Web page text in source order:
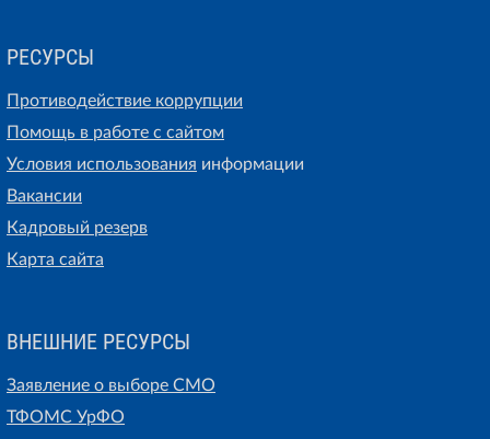
РЕСУРСЫ
Противодействие коррупции
Помощь в работе с сайтом
Условия использования информации
Вакансии
Кадровый резерв
Карта сайта
ВНЕШНИЕ РЕСУРСЫ
Заявление о выборе СМО
ТФОМС УрФО